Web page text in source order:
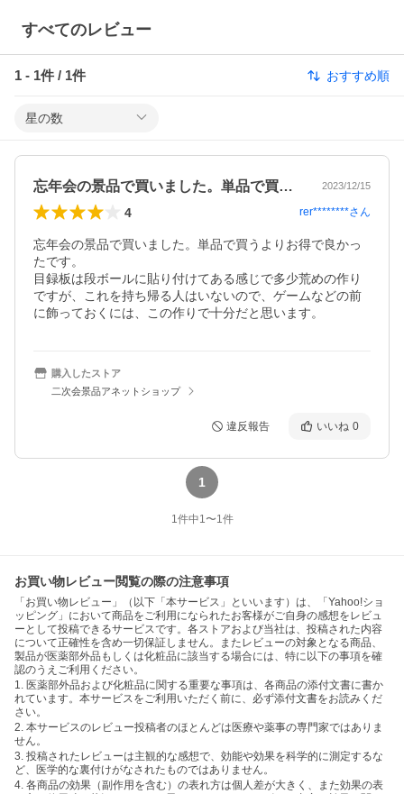
すべてのレビュー
1 - 1件 / 1件 おすすめ順
星の数
忘年会の景品で買いました。単品で買うよ… 2023/12/15
4 rer********さん
忘年会の景品で買いました。単品で買うよりお得で良かっ
たです。
目録板は段ボールに貼り付けてある感じで多少荒めの作り
ですが、これを持ち帰る人はいないので、ゲームなどの前
購入したストア
二次会景品アネットショップ
違反報告 いいね 0
1
1件中1〜1件
お買い物レビュー閲覧の際の注意事項
「お買い物レビュー」（以下「本サービス」といいます）は、「Yahoo!ショ
ッピング」において商品をご利用になられたお客様がご自身の感想をレビュ
ーとして投稿できるサービスです。各ストアおよび当社は、投稿された内容
について正確性を含め一切保証しません。またレビューの対象となる商品、
製品が医薬部外品もしくは化粧品に該当する場合には、特に以下の事項を確
認のうえご利用ください。
1. 医薬部外品および化粧品に関する重要な事項は、各商品の添付文書に書か
れています。本サービスをご利用いただく前に、必ず添付文書をお読みくだ
さい。
2. 本サービスのレビュー投稿者のほとんどは医療や薬事の専門家ではありま
せん。
3. 投稿されたレビューは主観的な感想で、効能や効果を科学的に測定するな
ど、医学的な裏付けがなされたものではありません。
4. 各商品の効果（副作用を含む）の表れ方は個人差が大きく、また効果の表